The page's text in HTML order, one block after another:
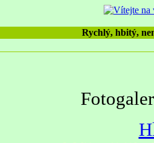
Rychlý, hbitý,